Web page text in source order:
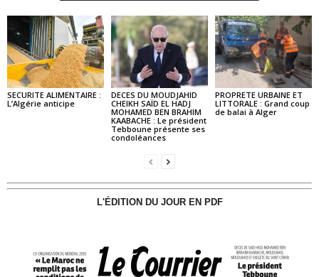
SECURITE ALIMENTAIRE :
L’Algérie anticipe
DECES DU MOUDJAHID
CHEIKH SAÏD EL HADJ
MOHAMED BEN BRAHIM
KAABACHE : Le président
Tebboune présente ses
condoléances
PROPRETE URBAINE ET
LITTORALE : Grand coup
de balai à Alger
L'ÉDITION DU JOUR EN PDF